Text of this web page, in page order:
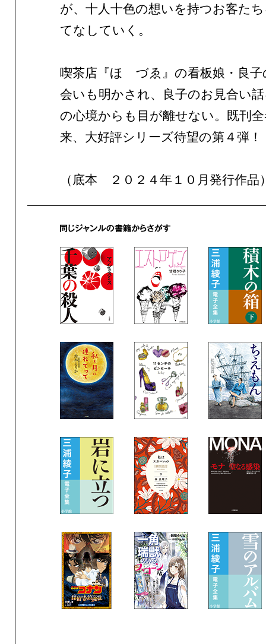
が、十人十色の想いを持つお客た
てなしていく。
喫茶店『ほゝづゑ』の看板娘・良
会いも明かされ、良子のお見合い
の心境からも目が離せない。既刊
来、大好評シリーズ待望の第４弾！
（底本 ２０２４年１０月発行作品